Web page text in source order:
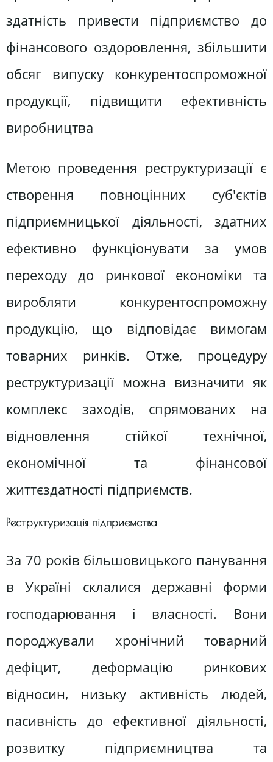
здатність привести підприємство до
фінансового оздоровлення, збільшити
обсяг випуску конкурентоспроможної
продукції, підвищити ефективність
виробництва
Метою проведення реструктуризації є
створення повноцінних суб'єктів
підприємницької діяльності, здатних
ефективно функціонувати за умов
переходу до ринкової економіки та
виробляти конкурентоспроможну
продукцію, що відповідає вимогам
товарних ринків. Отже, процедуру
реструктуризації можна визначити як
комплекс заходів, спрямованих на
відновлення стійкої технічної,
економічної та фінансової
життєздатності підприємств.
Реструктуризація підприємства
За 70 років більшовицького панування
в Україні склалися державні форми
господарювання і власності. Вони
породжували хронічний товарний
дефіцит, деформацію ринкових
відносин, низьку активність людей,
пасивність до ефективної діяльності,
розвитку підприємництва та